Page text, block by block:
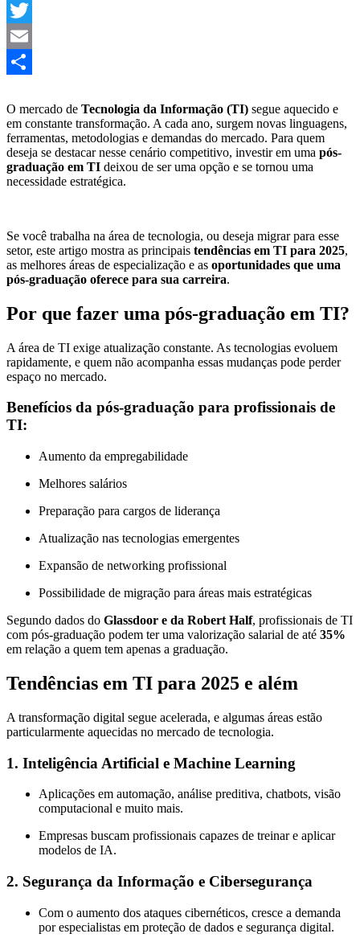
LinkedIn
Twitter
Email
O mercado de Tecnologia da Informação (TI) segue aquecido e
em constante transformação. A cada ano, surgem novas linguagens,
ferramentas, metodologias e demandas do mercado. Para quem
deseja se destacar nesse cenário competitivo, investir em uma pós-
graduação em TI deixou de ser uma opção e se tornou uma
necessidade estratégica.
Se você trabalha na área de tecnologia, ou deseja migrar para esse
setor, este artigo mostra as principais tendências em TI para 2025,
as melhores áreas de especialização e as oportunidades que uma
pós-graduação oferece para sua carreira.
Por que fazer uma pós-graduação em TI?
A área de TI exige atualização constante. As tecnologias evoluem
rapidamente, e quem não acompanha essas mudanças pode perder
espaço no mercado.
Benefícios da pós-graduação para profissionais de
TI:
Aumento da empregabilidade
Melhores salários
Preparação para cargos de liderança
Atualização nas tecnologias emergentes
Expansão de networking profissional
Possibilidade de migração para áreas mais estratégicas
Segundo dados do Glassdoor e da Robert Half, profissionais de TI
com pós-graduação podem ter uma valorização salarial de até 35%
em relação a quem tem apenas a graduação.
Tendências em TI para 2025 e além
A transformação digital segue acelerada, e algumas áreas estão
particularmente aquecidas no mercado de tecnologia.
1. Inteligência Artificial e Machine Learning
Aplicações em automação, análise preditiva, chatbots, visão
computacional e muito mais.
Empresas buscam profissionais capazes de treinar e aplicar
modelos de IA.
2. Segurança da Informação e Cibersegurança
Com o aumento dos ataques cibernéticos, cresce a demanda
por especialistas em proteção de dados e segurança digital.